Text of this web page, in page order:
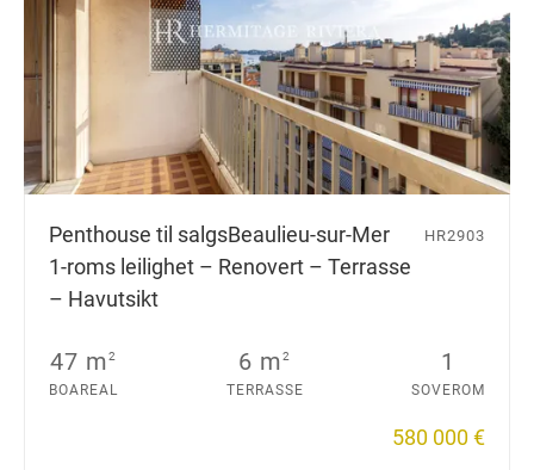
Penthouse til salgsBeaulieu-sur-Mer
1-roms leilighet – Renovert – Terrasse
– Havutsikt
HR2903
47 m2
BOAREAL
6 m2
TERRASSE
1
SOVEROM
580 000 €